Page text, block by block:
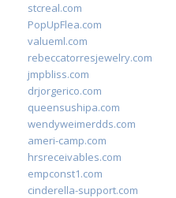
stcreal.com
PopUpFlea.com
valueml.com
rebeccatorresjewelry.com
jmpbliss.com
drjorgerico.com
queensushipa.com
wendyweimerdds.com
ameri-camp.com
hrsreceivables.com
empconst1.com
cinderella-support.com